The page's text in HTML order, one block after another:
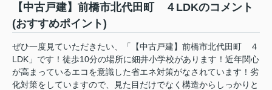
【中古戸建】前橋市北代田町 ４LDKのコメント
(おすすめポイント)
ぜひ一度見ていただきたい、「【中古戸建】前橋市北代田町 ４
LDK」です！徒歩10分の場所に細井小学校があります！近年関心
が高まっているエコを意識した省エネ対策がなされています！劣
化対策をしていますので、見た目だけでなく構造からしっかりと